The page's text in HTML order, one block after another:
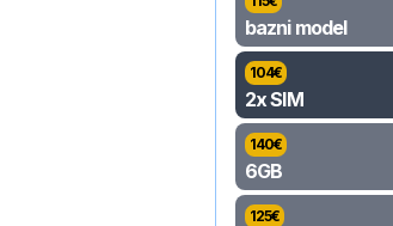
bazni model
104€
2x SIM
140€
6GB
125€